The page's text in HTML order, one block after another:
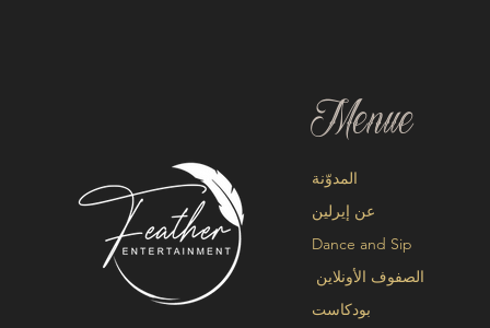
Menue
عن إيرلين
Dance and Sip
الصفوف الأونلاين
بودكاست